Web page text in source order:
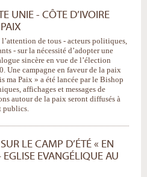
UNIE - CÔTE D’IVOIRE
de tous - acteurs politiques,
- sur la nécessité d’adopter une
sincère en vue de l’élection
Une campagne en faveur de la paix
ma Paix » a été lancée par le Bishop
affichages et messages de
autour de la paix seront diffusés à
publics.
LE CAMP D’ÉTÉ « EN
EGLISE EVANGÉLIQUE AU